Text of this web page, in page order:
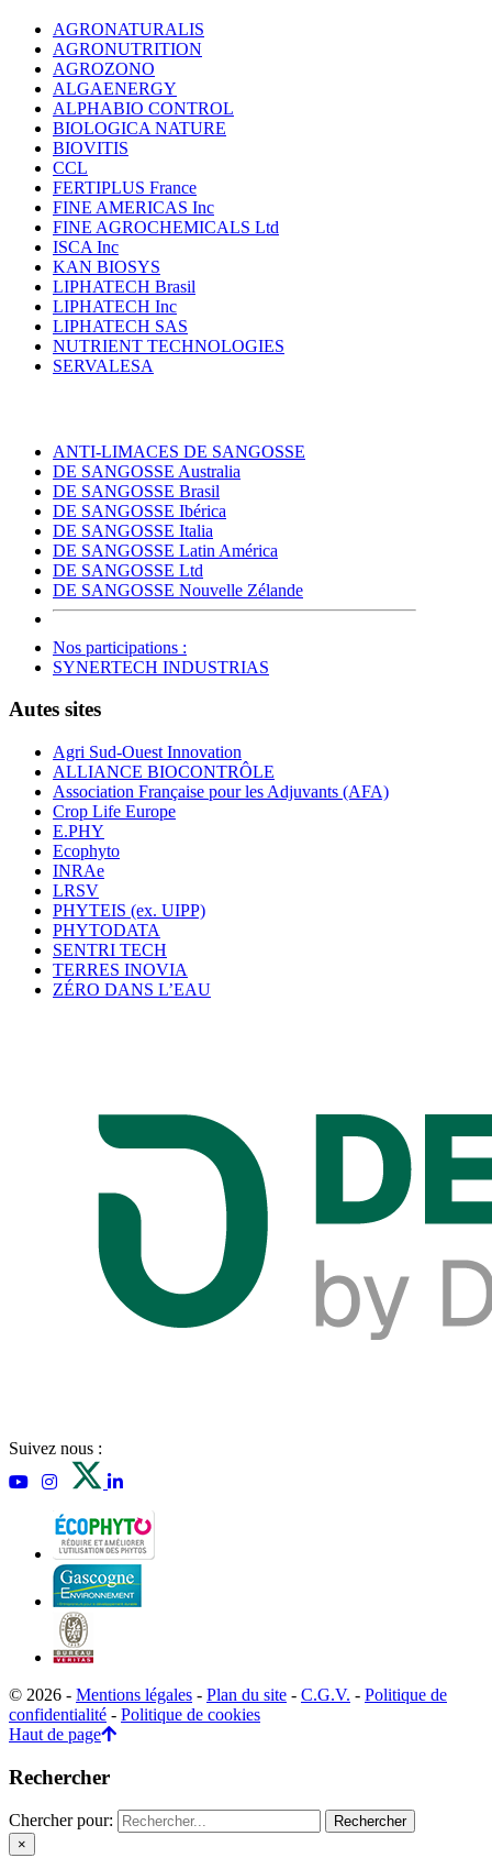
AGRONATURALIS
AGRONUTRITION
AGROZONO
ALGAENERGY
ALPHABIO CONTROL
BIOLOGICA NATURE
BIOVITIS
CCL
FERTIPLUS France
FINE AMERICAS Inc
FINE AGROCHEMICALS Ltd
ISCA Inc
KAN BIOSYS
LIPHATECH Brasil
LIPHATECH Inc
LIPHATECH SAS
NUTRIENT TECHNOLOGIES
SERVALESA
ANTI-LIMACES DE SANGOSSE
DE SANGOSSE Australia
DE SANGOSSE Brasil
DE SANGOSSE Ibérica
DE SANGOSSE Italia
DE SANGOSSE Latin América
DE SANGOSSE Ltd
DE SANGOSSE Nouvelle Zélande
Nos participations :
SYNERTECH INDUSTRIAS
Autes sites
Agri Sud-Ouest Innovation
ALLIANCE BIOCONTRÔLE
Association Française pour les Adjuvants (AFA)
Crop Life Europe
E.PHY
Ecophyto
INRAe
LRSV
PHYTEIS (ex. UIPP)
PHYTODATA
SENTRI TECH
TERRES INOVIA
ZÉRO DANS L’EAU
Suivez nous :
© 2026 - Mentions légales - Plan du site - C.G.V. - Politique de
confidentialité - Politique de cookies
Haut de page
Rechercher
Chercher pour:
×